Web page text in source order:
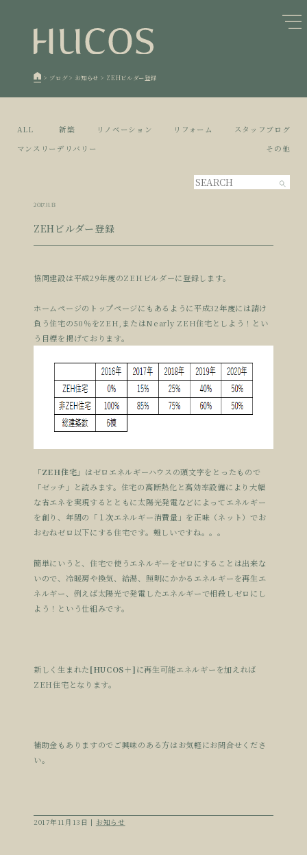
日本森林と循環
欧州住宅の文化と日本の現在地
廃棄物について知る
5 空き家とリノベーション
1 蓄熱するパッシブデザイン
2 自然素材の温もりと快適性を実現
活かすリノベーション
> ブログ> お知らせ > ZEHビルダー登録
ALL 新築 リノベーション リフォーム
スタッフブログ
マンスリーデリバリー
その他
2017.11.13
ZEHビルダー登録
協同建設は平成29年度のZEHビルダーに登録します。
ホームページのトップページにもあるように平成32年度には請け
負う住宅の50％をZEH,またはNearly ZEH住宅としよう！とい
う目標を掲げております。
「ZEH住宅」 はゼロエネルギーハウスの頭文字をとったもので
「ゼッチ」と読みます。住宅の高断熱化と高効率設備により大幅
な省エネを実現するとともに太陽光発電などによってエネルギー
を創り、年間の「１次エネルギー消費量」を正味（ネット）でお
おむねゼロ以下にする住宅です。難しいですね。。。
簡単にいうと、住宅で使うエネルギーをゼロにすることは出来な
いので、冷暖房や換気、給湯、照明にかかるエネルギーを再生エ
ネルギー、例えば太陽光で発電したエネルギーで相殺しゼロにし
よう！という仕組みです。
新しく生まれた[HUCOS＋]に再生可能エネルギーを加えれば
ZEH住宅となります。
補助金もありますのでご興味のある方はお気軽にお問合せくださ
い。
2017年11月13日 | お知らせ